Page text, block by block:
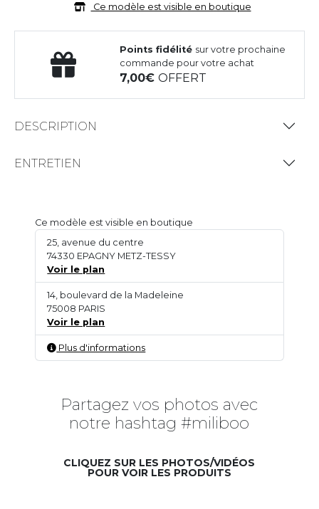
Ce modèle est visible en boutique
Points fidélité sur votre prochaine
commande pour votre achat
7,00OFFERT
DESCRIPTION
ENTRETIEN
Ce modèle est visible en boutique
25, avenue du centre
74330 EPAGNY METZ-TESSY
Voir le plan
14, boulevard de la Madeleine
75008 PARIS
Voir le plan
Plus d'informations
Partagez vos photos avec
notre hashtag #miliboo
CLIQUEZ SUR LES PHOTOS/VIDÉOS
POUR VOIR LES PRODUITS